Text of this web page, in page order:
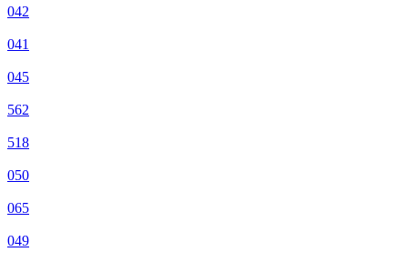
042
041
045
562
518
050
065
049